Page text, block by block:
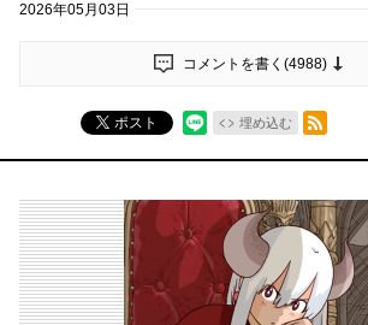
2026年05月03日
コメントを書く(4988)
ポスト 埋め込む
RSSフィード